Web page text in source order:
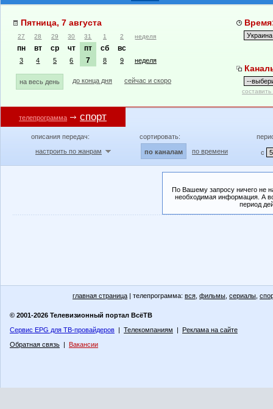
Пятница, 7 августа
27 28 29 30 31 1 2 неделя
пн вт ср чт пт сб вс
3 4 5 6 7 8 9 неделя
на весь день до конца дня сейчас и скоро
телепрограмма спорт
описания передач:
настроить по жанрам
сортировать:
по каналам по времени с
По Вашему запросу ничего не
необходимая информация. А
период
главная страница | телепрограмма: вся фильмы сериалы
© 2001-2026 Телевизионный портал ВсёТВ
Сервис EPG для ТВ-провайдеров | Телекомпаниям | Реклама на сайте
Обратная связь | Вакансии